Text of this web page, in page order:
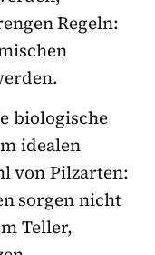
Regeln:
biologische
idealen
von Pilzarten:
sorgen nicht
Teller,